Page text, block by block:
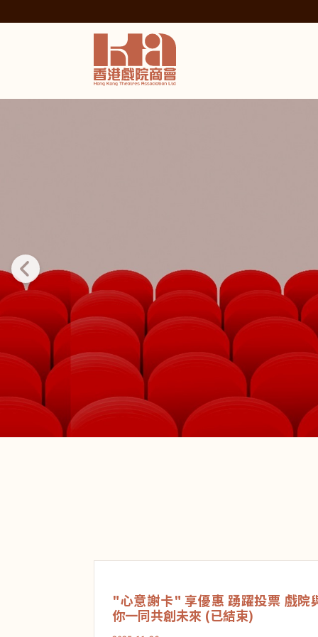
"心意謝卡" 享優惠 踴躍投票 戲院
你一同共創未來 (已結束)